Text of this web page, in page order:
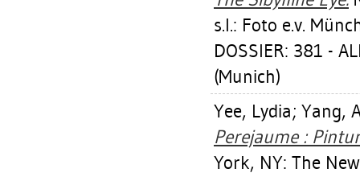
s.l.: Foto e.v.
DOSSIER: 381 -
(Munich)
Yee, Lydia; Yang,
Perejaume :
York, NY: The